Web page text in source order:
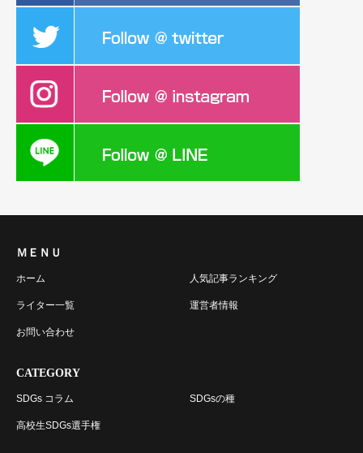
ＭＥＮＵ
ホーム 人気記事ランキング
ライター一覧 運営者情報
お問い合わせ
CATEGORY
SDGs コラム SDGsの種
高校生SDGs選手権